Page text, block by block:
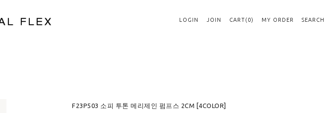
LOGIN JOIN CART(0) MY ORDER SEARCH
F23P503 소피 투톤 메리제인 펌프스 2CM [4COLOR]